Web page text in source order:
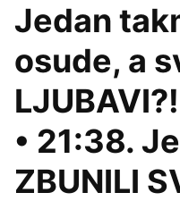
Jedan
osude, a
• 21:38.
ZBUNILI